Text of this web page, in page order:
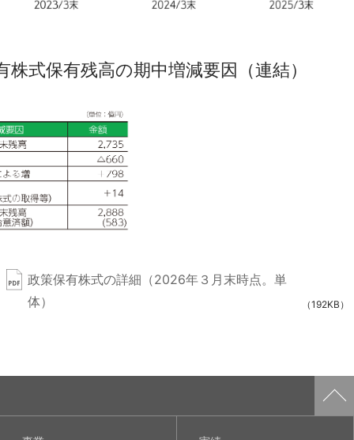
株式保有残高の期中増減要因（連結）
政策保有株式の詳細（2026年３月末時点。単
体）
（192KB）